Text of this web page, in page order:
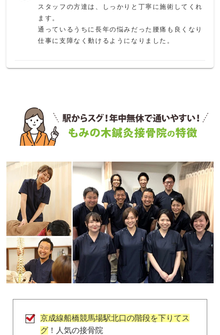
スタッフの方達は、しっかりと丁寧に施術してくれ
ます。
通っているうちに長年の悩みだった腰痛も良くなり
仕事に支障なく動けるようになりました。
のぎっくり腰になりました。体質なのか知らないで
すか、使うのは辞めました。アフターケアもイマイ
チでした。
ペンション田代
1 か月前
京成船橋競馬場前駅前にある鍼灸接骨院
フレンドリーな雰囲気でいつも混んでいる
笑い声が聞こえる
samai pateno
2 か月前
店内の音楽が、やたらうるさい。
また、しつこく保険外診療を勧められて、
京成線船橋競馬場駅北口の階段を下りてス
グ ！人気の接骨院